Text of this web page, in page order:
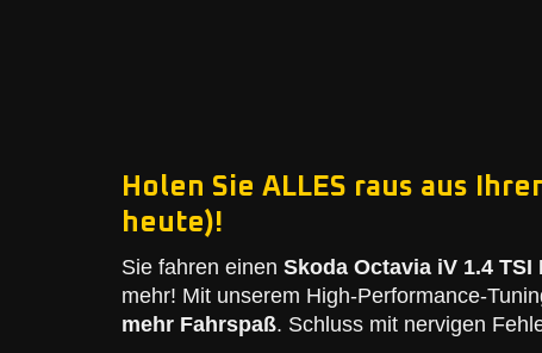
Holen Sie ALLES raus aus
heute)!
Sie fahren einen Skoda Octavia iV 1.4
mehr! Mit unserem High-Performance-
mehr Fahrspaß. Schluss mit nervigen